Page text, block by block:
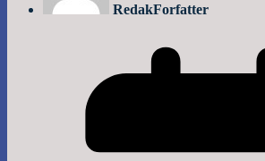
RedakForfatter